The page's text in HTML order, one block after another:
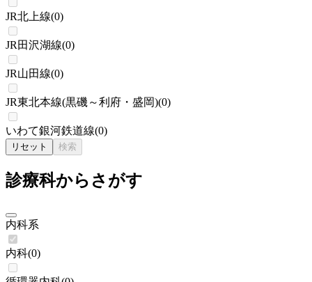
JR北上線(0)
JR田沢湖線(0)
JR山田線(0)
JR東北本線(黒磯～利府・盛岡)(0)
いわて銀河鉄道線(0)
リセット 検索
診療科からさがす
内科系
内科(0)